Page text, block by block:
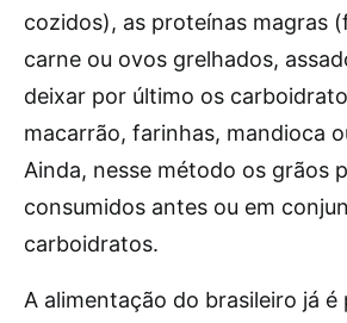
cozidos), as proteínas magras
carne ou ovos grelhados,
deixar por último os
macarrão, farinhas, mandioca
Ainda, nesse método os grãos
consumidos antes ou em
carboidratos.
A alimentação do brasileiro já é